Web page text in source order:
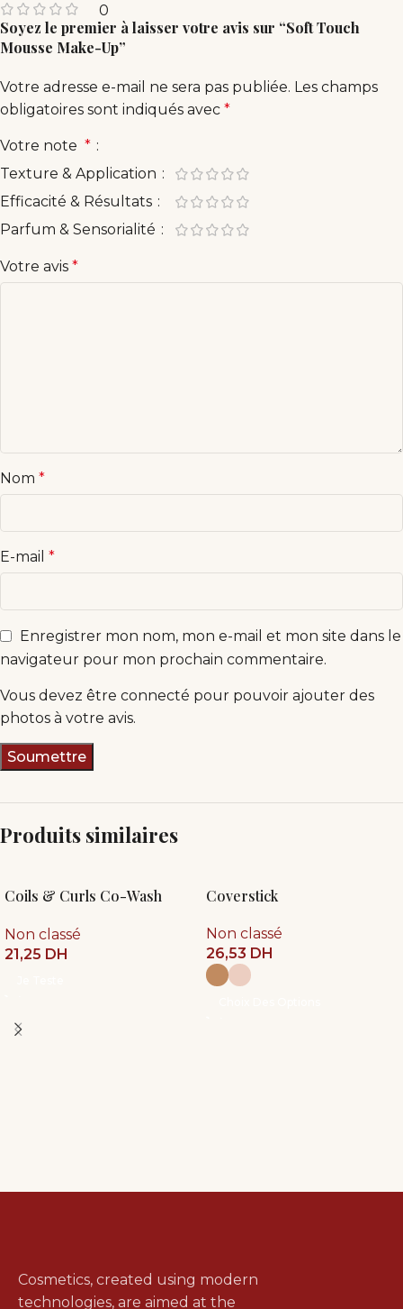
0
Soyez le premier à laisser votre avis sur “Soft Touch
Mousse Make-Up”
Votre adresse e-mail ne sera pas publiée. Les champs
obligatoires sont indiqués avec *
Votre note *
Texture & Application
Efficacité & Résultats
Parfum & Sensorialité
Votre avis *
Nom *
E-mail *
Enregistrer mon nom, mon e-mail et mon site dans le
navigateur pour mon prochain commentaire.
Vous devez être connecté pour pouvoir ajouter des
photos à votre avis.
Produits similaires
Coils & Curls Co-Wash
Non classé
21,25 DH
Coverstick
Non classé
26,53 DH
Cosmetics, created using modern
technologies, are aimed at the